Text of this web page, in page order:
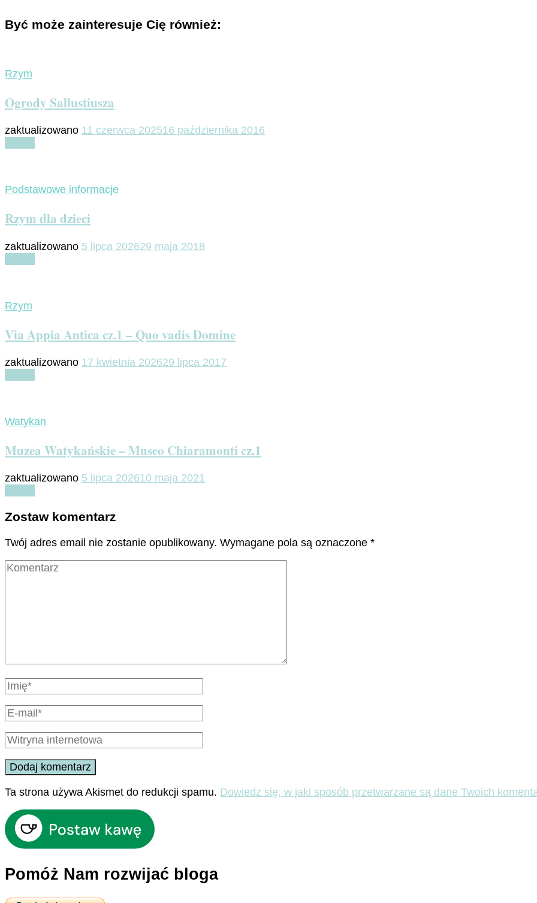
Być może zainteresuje Cię również:
Rzym
Ogrody Sallustiusza
zaktualizowano 11 czerwca 202516 października 2016
Podstawowe informacje
Rzym dla dzieci
zaktualizowano 5 lipca 202629 maja 2018
Rzym
Via Appia Antica cz.1 – Quo vadis Domine
zaktualizowano 17 kwietnia 202629 lipca 2017
Watykan
Muzea Watykańskie – Museo Chiaramonti cz.1
zaktualizowano 5 lipca 202610 maja 2021
Zostaw komentarz
Twój adres email nie zostanie opublikowany. Wymagane pola są oznaczone *
Ta strona używa Akismet do redukcji spamu. Dowiedz się, w jaki sposób przetwarzane są dane Twoich
Pomóż Nam rozwijać bloga